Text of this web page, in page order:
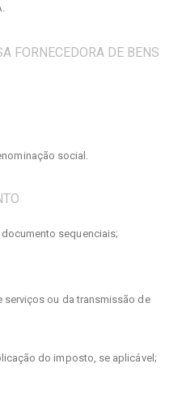
FORNECEDORA DE BENS
social.
sequenciais;
serviços ou da transmissão de
do imposto, se aplicável;